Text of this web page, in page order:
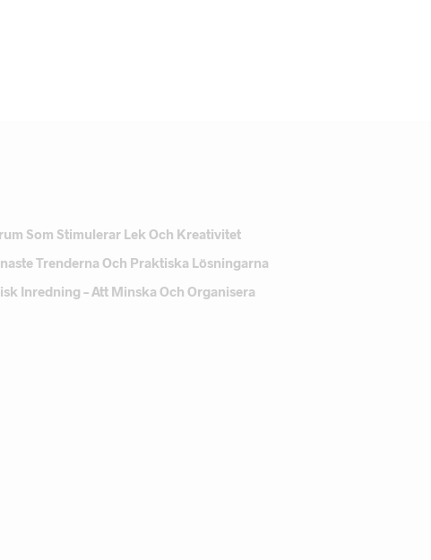
Som Stimulerar Lek Och Kreativitet
Trenderna Och Praktiska Lösningarna
Inredning – Att Minska Och Organisera